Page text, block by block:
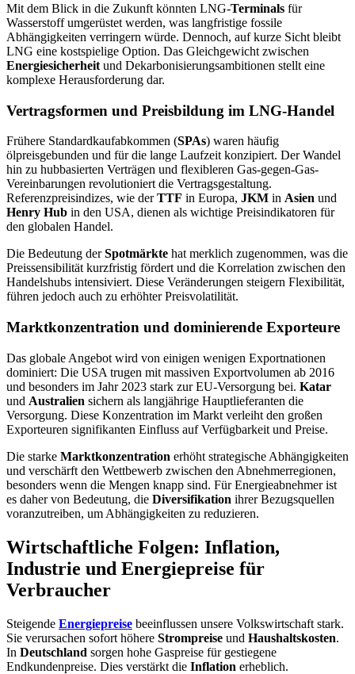
Mit dem Blick in die Zukunft könnten LNG-Terminals für
Wasserstoff umgerüstet werden, was langfristige fossile
Abhängigkeiten verringern würde. Dennoch, auf kurze Sicht bleibt
LNG eine kostspielige Option. Das Gleichgewicht zwischen
Energiesicherheit und Dekarbonisierungsambitionen stellt eine
komplexe Herausforderung dar.
Vertragsformen und Preisbildung im LNG-Handel
Frühere Standardkaufabkommen (SPAs) waren häufig
ölpreisgebunden und für die lange Laufzeit konzipiert. Der Wandel
hin zu hubbasierten Verträgen und flexibleren Gas-gegen-Gas-
Vereinbarungen revolutioniert die Vertragsgestaltung.
Referenzpreisindizes, wie derTTF in Europa, JKM in Asien und
Henry Hub in den USA, dienen als wichtige Preisindikatoren für
den globalen Handel.
Die Bedeutung derSpotmärkte hat merklich zugenommen, was die
Preissensibilität kurzfristig fördert und die Korrelation zwischen den
Handelshubs intensiviert. Diese Veränderungen steigern Flexibilität,
führen jedoch auch zu erhöhter Preisvolatilität.
Marktkonzentration und dominierende Exporteure
Das globale Angebot wird von einigen wenigen Exportnationen
dominiert: Die USA trugen mit massiven Exportvolumen ab 2016
und besonders im Jahr 2023 stark zur EU-Versorgung bei. Katar
und Australien sichern als langjährige Hauptlieferanten die
Versorgung. Diese Konzentration im Markt verleiht den großen
Exporteuren signifikanten Einfluss auf Verfügbarkeit und Preise.
Die starke Marktkonzentration erhöht strategische Abhängigkeiten
und verschärft den Wettbewerb zwischen den Abnehmerregionen,
besonders wenn die Mengen knapp sind. Für Energieabnehmer ist
es daher von Bedeutung, die Diversifikation ihrer Bezugsquellen
voranzutreiben, um Abhängigkeiten zu reduzieren.
Wirtschaftliche Folgen: Inflation,
Industrie und Energiepreise für
Verbraucher
Steigende Energiepreise beeinflussen unsere Volkswirtschaft stark.
Sie verursachen sofort höhere Strompreise und Haushaltskosten.
In Deutschland sorgen hohe Gaspreise für gestiegene
Endkundenpreise. Dies verstärkt die Inflation erheblich.